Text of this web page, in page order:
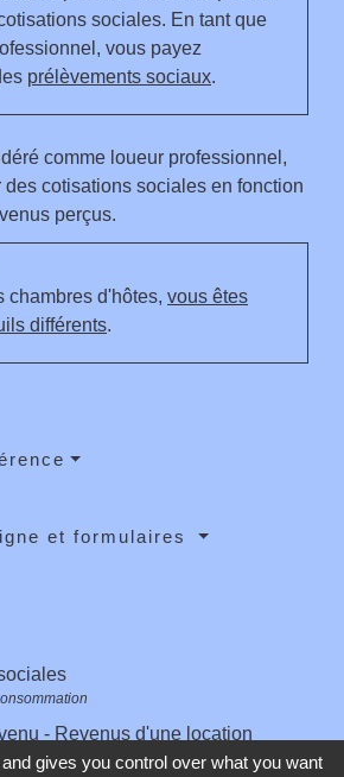
sociales. En tant que
vous payez
prélèvements sociaux.
comme loueur professionnel,
cotisations sociales en fonction
perçus.
chambres d'hôtes, vous êtes
différents.
et formulaires
- Revenus d'une location
gives you control over what you want